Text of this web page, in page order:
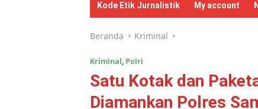
Kode Etik Jurnalistik My account
Beranda Kriminal
Kriminal, Polri
Satu Kotak dan
Diamankan Polres